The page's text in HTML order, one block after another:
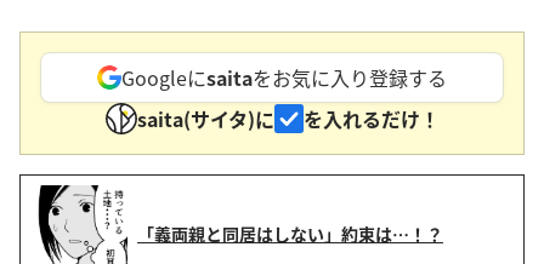
Googleにsaitaをお気に入り登録する
saita(サイタ)に
を入れるだけ！
「義両親と同居はしない」約束は…！？